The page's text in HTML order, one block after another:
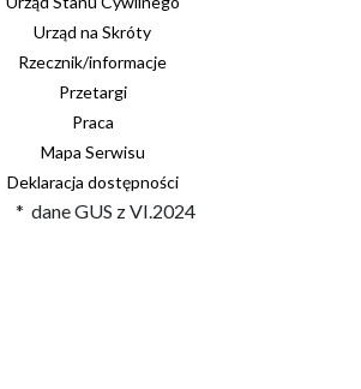
Urząd na Skróty
Rzecznik/informacje
Przetargi
Praca
Mapa Serwisu
Deklaracja dostępności
* dane GUS z VI.2024